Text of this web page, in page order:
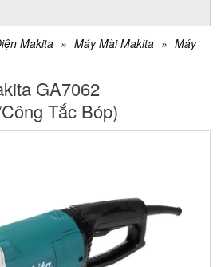
Makita » Máy Mài Makita » Máy
GA7062
Tắc Bóp)